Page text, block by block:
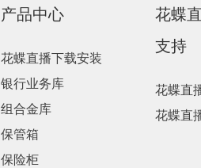
产品中心
花蝶直播下载安装
银行业务库
组合金库
保管箱
保险柜
花蝶
支持
花蝶直
花蝶直